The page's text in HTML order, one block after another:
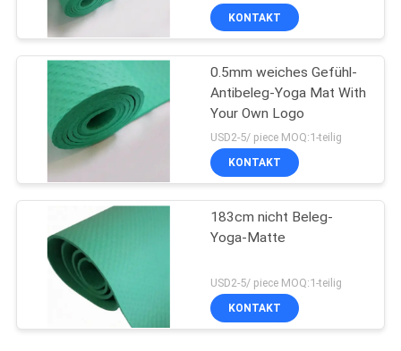
KONTAKT
0.5mm weiches Gefühl-
Antibeleg-Yoga Mat With
Your Own Logo
USD2-5/ piece MOQ:1-teilig
KONTAKT
183cm nicht Beleg-
Yoga-Matte
USD2-5/ piece MOQ:1-teilig
KONTAKT